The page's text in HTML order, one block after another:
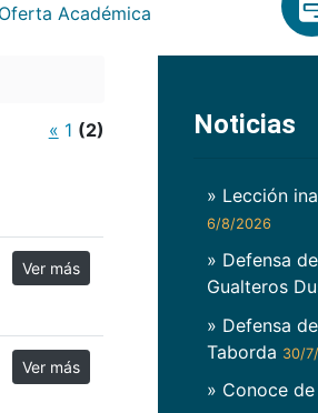
Oferta Académica
« 1 (2)
Ver más
Ver más
Noticias
» Lección
6/8/2026
» Defensa
Gualteros
» Defensa
Taborda 30/
» Conoce